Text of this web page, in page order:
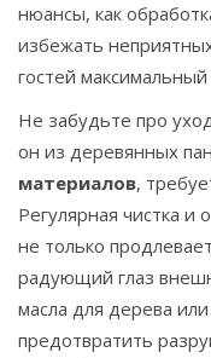
нюансы, как
избежать
гостей
Не забудьте про
он из деревянных
материалов,
Регулярная чистка
не только
радующий глаз
масла для дерева
предотвратить